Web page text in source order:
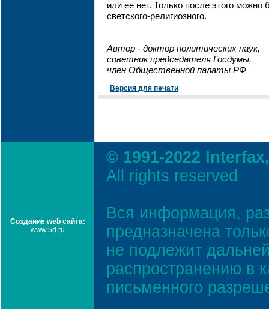
или ее нет. Только после этого можно
светского-религиозного.
Автор - доктор политических наук,
советник председателя Госдумы,
член Общественной палаты РФ
Версия для печати
Создание web сайта:
www.5d.ru
© 1991-2022
All rights reserved
Вся информация,
предназначена
не подлежит
распространению в
письменного